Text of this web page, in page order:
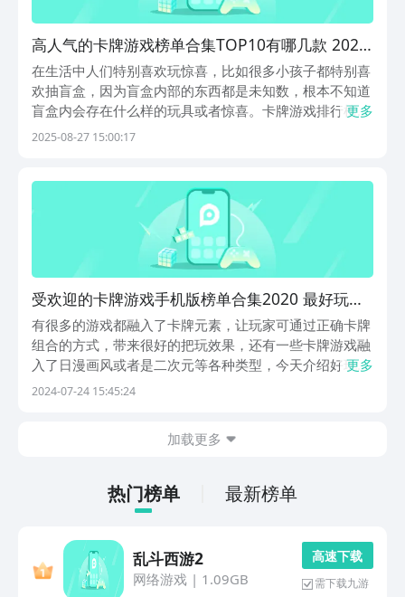
高人气的卡牌游戏榜单合集TOP10有哪几款 2025
火爆的的卡牌游戏手机版分享
在生活中人们特别喜欢玩惊喜，比如很多小孩子都特别喜
欢抽盲盒，因为盲盒内部的东西都是未知数，根本不知道
盲盒内会存在什么样的玩具或者惊喜。卡牌游戏排行榜前
十名有哪些？其实这类游戏和人们玩的盲盒极为相似，因
1、...
更多
2025-08-27 15:00:17
受欢迎的卡牌游戏手机版榜单合集2020 最好玩的
卡牌游戏合辑
有很多的游戏都融入了卡牌元素，让玩家可通过正确卡牌
组合的方式，带来很好的把玩效果，还有一些卡牌游戏融
入了日漫画风或者是二次元等各种类型，今天介绍好玩的
卡牌手游排行榜2020，如果玩家也比较喜欢玩卡牌游戏
更多
2024-07-24 15:45:24
加载更多
热门榜单 最新榜单
乱斗西游2
网络游戏| 1.09GB
高 速 下 载
需下载九游